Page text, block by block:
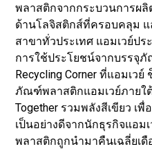
พลาสติกจากกระบวนการผ
ด้านโลจิสติกส์ที่ครอบคลุม
สาขาทั่วประเทศ แอมเวย์ป
การใช้ประโยชน์จากบรรจุ
Recycling Corner ที่แอมเว
ภัณฑ์พลาสติกแอมเวย์ภายใต้
Together รวมพลังสีเขียว เ
เป็นอย่างดีจากนักธุรกิจแอ
พลาสติกถูกนำมาคืนเฉลี่ยเดื